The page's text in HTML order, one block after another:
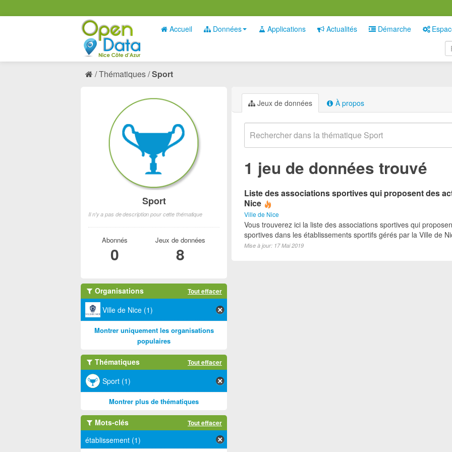
Accueil Données Applications Actualités Démarche
Thématiques Sport
Jeux de données À propos
1 jeu de données trouvé
Liste des associations sportives qui proposent des
Nice
Ville de Nice
Vous trouverez ici la liste des associations sportives qui
sportives dans les établissements sportifs gérés par la Ville de
Mise à jour: 17 Mai 2019
Sport
Il n'y a pas de description pour cette thématique
Abonnés
0
Jeux de données
8
Organisations Tout effacer
Ville de Nice (1)
Montrer uniquement les organisations
populaires
Thématiques Tout effacer
Sport (1)
Montrer plus de thématiques
Mots-clés Tout effacer
établissement (1)